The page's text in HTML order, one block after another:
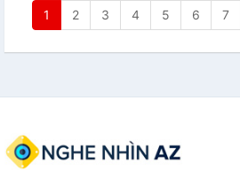
1 2 3 4 5 6 7